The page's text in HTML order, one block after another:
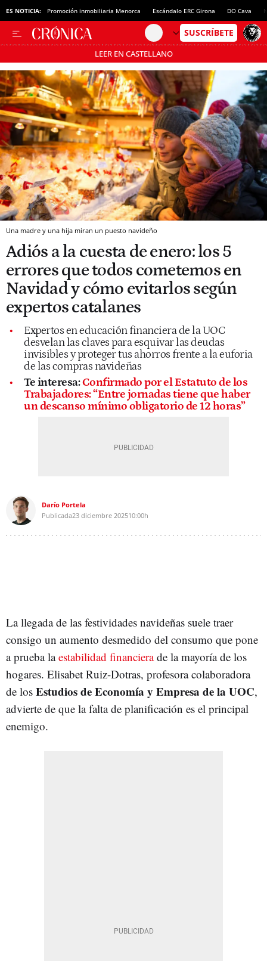
ES NOTICIA: Promoción inmobiliaria Menorca Escándalo ERC Girona DO Cava
LEER EN CASTELLANO
Pásate al MODO AHORRO
Una madre y una hija miran un puesto navideño
Adiós a la cuesta de enero: los 5
errores que todos cometemos en
Navidad y cómo evitarlos según
expertos catalanes
Expertos en educación financiera de la UOC
desvelan las claves para esquivar las deudas
invisibles y proteger tus ahorros frente a la euforia
de las compras navideñas
Te interesa:Confirmado por el Estatuto de los
Trabajadores: “Entre jornadas tiene que haber
un descanso mínimo obligatorio de 12 horas”
Darío Portela
Publicada23 diciembre 202510:00h
La llegada de las festividades navideñas suele traer
consigo un aumento desmedido del consumo que pone
a prueba laestabilidad financierade la mayoría de los
hogares. Elisabet Ruiz-Dotras, profesora colaboradora
de los Estudios de Economía y Empresa de la UOC,
advierte de que la falta de planificación es el principal
enemigo.